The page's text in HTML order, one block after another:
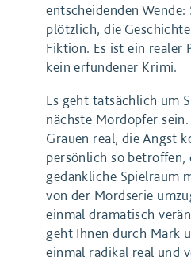
entscheidenden Wende:
plötzlich, die
Fiktion. Es ist ein realer
kein erfundener Krimi.
Es geht tatsächlich um
nächste Mordopfer
Grauen real, die Angst
persönlich so betroffen,
gedankliche Spielraum
von der Mordserie
einmal dramatisch
geht Ihnen durch Mark
einmal radikal real und